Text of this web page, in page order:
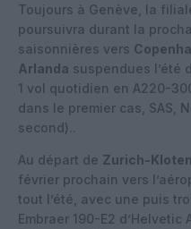
Toujours à Genève, la
poursuivra durant la
saisonnières vers
Arlanda suspendues l’été
1 vol quotidien en A220-
dans le premier cas, SAS,
second)..
Au départ de Zurich-Kloten
février prochain vers
tout l’été, avec une puis
Embraer 190-E2